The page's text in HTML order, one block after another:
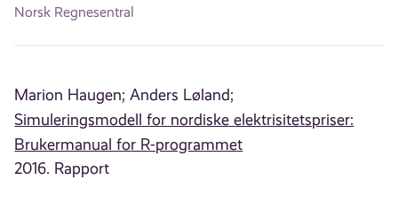
Norsk Regnesentral
Marion Haugen; Anders Løland;
Simuleringsmodell for nordiske elektrisitetspriser:
Brukermanual for R-programmet
2016. Rapport